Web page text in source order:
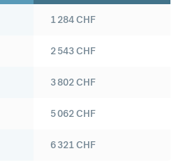
1 284CHF
2 543CHF
3 802CHF
5 062CHF
6 321CHF